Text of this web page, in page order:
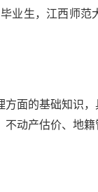
业生，江西师范
面的基础知识
动产估价、地